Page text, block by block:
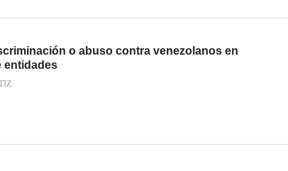
o abuso contra venezolanos en
entidades